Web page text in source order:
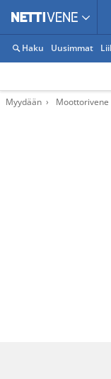
Haku Uusimmat
Myydään Moottorivene